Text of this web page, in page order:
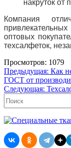
накруток от
Компания
оптовых
техсалфеток,
Просмотров: 1079
Навигация
по
записям
Предыдущая: Как
ГОСТ от
Следующая:
Поиск